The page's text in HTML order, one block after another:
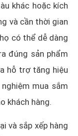
khác hoặc kích
và cần thời gian
có thể dễ dàng
đúng sản phẩm
hỗ trợ tăng hiệu
mua sắm
khách hàng.
và sắp xếp hàng